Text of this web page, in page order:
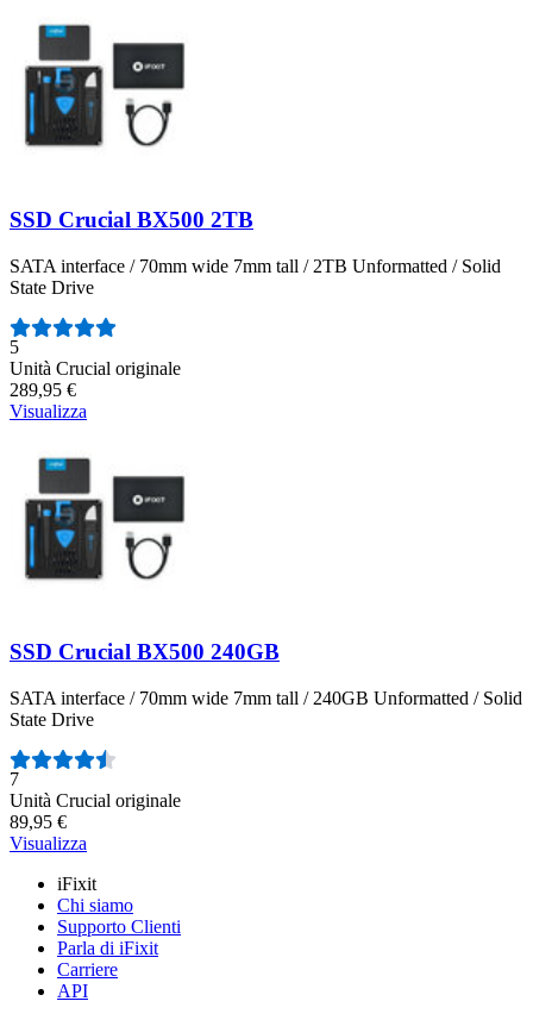
SSD Crucial BX500 2TB
SATA interface / 70mm wide 7mm tall / 2TB Unformatted / Solid
State Drive
Numero di recensioni:
5
Unità Crucial originale
289,95 €
Visualizza
SSD Crucial BX500 240GB
SATA interface / 70mm wide 7mm tall / 240GB Unformatted / Solid
State Drive
Numero di recensioni:
7
Unità Crucial originale
89,95 €
Visualizza
iFixit
Chi siamo
Supporto Clienti
Parla di iFixit
Carriere
API